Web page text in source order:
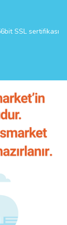
SSL sertifikası